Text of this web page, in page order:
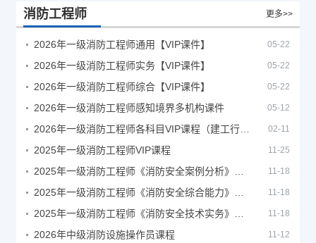
消防工程师 更多>>
2026年一级消防工程师通用【VIP课件】 05-22
2026年一级消防工程师实务【VIP课件】 05-22
2026年一级消防工程师综合【VIP课件】 05-22
2026年一级消防工程师感知境界多机构课件 05-12
02-11
2025年一级消防工程师VIP课程 11-25
11-18
11-18
11-18
2026年中级消防设施操作员课程 11-12